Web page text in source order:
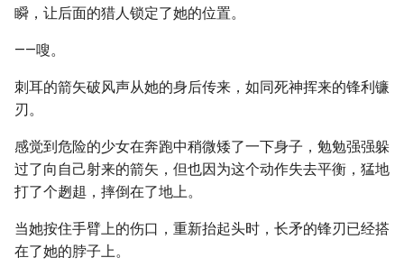
瞬，让后面的猎人锁定了她的位置。
——嗖。
刺耳的箭矢破风声从她的身后传来，如同死神挥来的锋利镰
刃。
感觉到危险的少女在奔跑中稍微矮了一下身子，勉勉强强躲
过了向自己射来的箭矢，但也因为这个动作失去平衡，猛地
打了个趔趄，摔倒在了地上。
当她按住手臂上的伤口，重新抬起头时，长矛的锋刃已经搭
在了她的脖子上。